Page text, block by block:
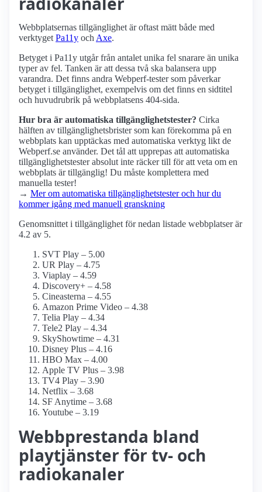
Webbplatsernas tillgänglighet är oftast mätt både med
verktyget Pa11y och Axe.
Betyget i Pa11y utgår från antalet unika fel snarare än unika
typer av fel. Tanken är att dessa två ska balansera upp
varandra. Det finns andra Webperf-tester som påverkar
betyget i tillgänglighet, exempelvis om det finns en sidtitel
och huvudrubrik på webbplatsens 404-sida.
Hur bra är automatiska tillgänglighets­tester? Cirka
hälften av tillgänglighets­brister som kan förekomma på en
webbplats kan upptäckas med automatiska verktyg likt de
Webperf.se använder. Det tål att upprepas att automatiska
tillgänglighets­tester absolut inte räcker till för att veta om en
webbplats är tillgänglig! Du måste komplettera med
manuella tester!
→ Mer om automatiska tillgänglighets­tester och hur du
kommer igång med manuell granskning
Genomsnittet i tillgänglighet för nedan listade webbplatser är
4.2 av 5.
SVT Play – 5.00
UR Play – 4.75
Viaplay – 4.59
Discovery+ – 4.58
Cineasterna – 4.55
Amazon Prime Video – 4.38
Telia Play – 4.34
Tele2 Play – 4.34
SkyShowtime – 4.31
Disney Plus – 4.16
HBO Max – 4.00
Apple TV Plus – 3.98
TV4 Play – 3.90
Netflix – 3.68
SF Anytime – 3.68
Youtube – 3.19
Webbprestanda bland
playtjänster för tv- och
radiokanaler